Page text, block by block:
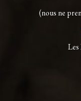
(nous ne